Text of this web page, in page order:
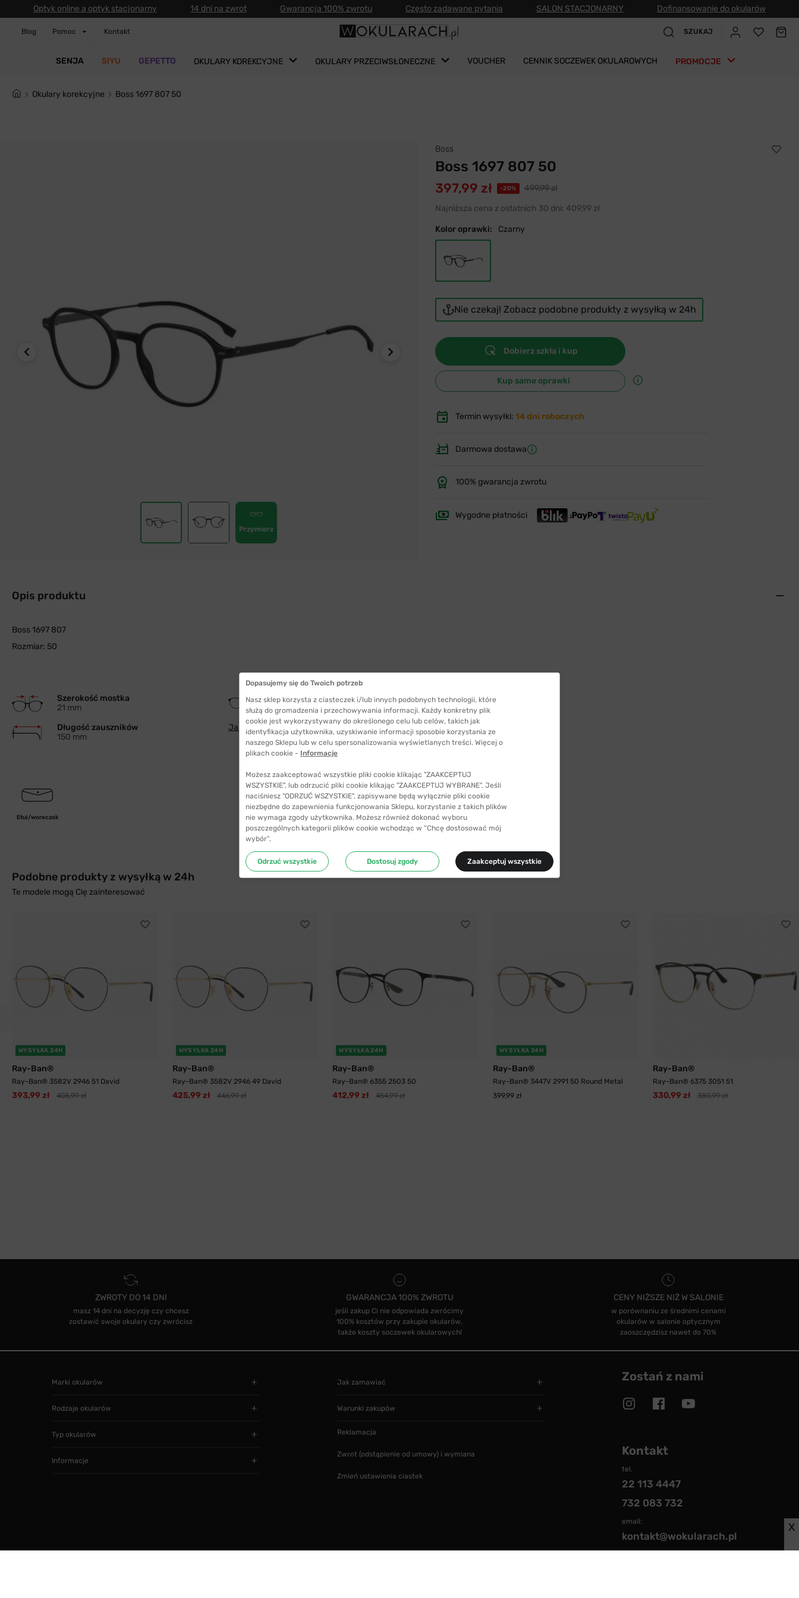
Optyk online a optyk stacjonarny 14 dni na zwrot Gwarancja 100% zwrotu Często zadawane pytania SALON STACJONARNY Dofinansowanie do okularów
Blog Pomoc Kontakt SZUKAJ
SENJA SIYU GEPETTO OKULARY KOREKCYJNE OKULARY PRZECIWSŁONECZNE VOUCHER CENNIK SOCZEWEK OKULAROWYCH PROMOCJE
Okulary korekcyjne Boss 1697 807 50
Przymierz
Boss
Boss 1697 807 50
397,99 zł -20%
499,99 zł
Najniższa cena z ostatnich 30 dni: 409,99 zł
Kolor oprawki: Czarny
Nie czekaj! Zobacz podobne produkty z wysyłką w 24h
Dobierz szkła i kup
Kup same oprawki
Termin wysyłki: 14 dni roboczych
Darmowa dostawa
100% gwarancja zwrotu
Wygodne płatności
Opis produktu
Boss 1697 807
Rozmiar: 50
Szerokość mostka
21 mm
Szerokość szkła
50 mm
Długość zauszników
150 mm
Jak wybrać odpowiedni rozmiar
Etui/woreczek
Podobne produkty z wysyłką w 24h
Te modele mogą Cię zainteresować
WYSYŁKA 24H
Ray-Ban®
Ray-Ban® 3582V 2946 51 David
393,99 zł 405,99 zł
WYSYŁKA 24H
Ray-Ban®
Ray-Ban® 3582V 2946 49 David
425,99 zł 446,99 zł
WYSYŁKA 24H
Ray-Ban®
Ray-Ban® 6355 2503 50
412,99 zł 454,99 zł
WYSYŁKA 24H
Ray-Ban®
Ray-Ban® 3447V 2991 50 Round Metal
399,99 zł
Ray-Ban®
Ray-Ban® 6375 3051 51
330,99 zł 380,99 zł
ZWROTY DO 14 DNI
masz 14 dni na decyzję czy chcesz
zostawić swoje okulary czy zwrócisz
GWARANCJA 100% ZWROTU
jeśli zakup Ci nie odpowiada zwrócimy
100% kosztów przy zakupie okularów,
także koszty soczewek okularowych!
CENY NIŻSZE NIŻ W SALONIE
w porównaniu ze średnimi cenami
okularów w salonie optycznym
zaoszczędzisz nawet do 70%
Zostań z nami
Kontakt
tel.
22 113 4447
732 083 732
email:
kontakt@wokularach.pl
Marki okularów
Rodzaje okularów
Typ okularów
Informacje
Jak zamawiać
Warunki zakupów
Reklamacja
Zwrot (odstąpienie od umowy) i wymiana
Zmień ustawienia ciastek
Dopasujemy się do Twoich potrzeb
Nasz sklep korzysta z ciasteczek i/lub innych podobnych technologii, które
służą do gromadzenia i przechowywania informacji. Każdy konkretny plik
cookie jest wykorzystywany do określonego celu lub celów, takich jak
identyfikacja użytkownika, uzyskiwanie informacji sposobie korzystania ze
naszego Sklepu lub w celu spersonalizowania wyświetlanych treści. Więcej o
plikach cookie - Informacje
Możesz zaakceptować wszystkie pliki cookie klikając "ZAAKCEPTUJ
WSZYSTKIE", lub odrzucić pliki cookie klikając "ZAAKCEPTUJ WYBRANE". Jeśli
naciśniesz "ODRZUĆ WSZYSTKIE", zapisywane będą wyłącznie pliki cookie
niezbędne do zapewnienia funkcjonowania Sklepu, korzystanie z takich plików
nie wymaga zgody użytkownika. Możesz również dokonać wyboru
poszczególnych kategorii plików cookie wchodząc w “Chcę dostosować mój
wybór”.
Odrzuć wszystkie Dostosuj zgody Zaakceptuj wszystkie
X